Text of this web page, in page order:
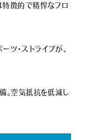
特徴的で精悍なフロ
ツ・ストライプが、
。空気抵抗を低減し